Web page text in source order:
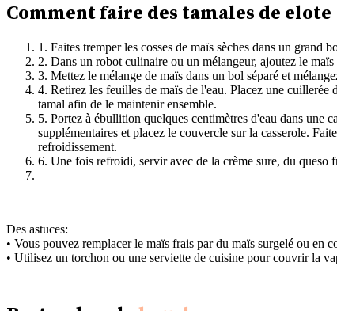
Comment faire des tamales de elote
1. Faites tremper les cosses de maïs sèches dans un grand
2. Dans un robot culinaire ou un mélangeur, ajoutez le
3. Mettez le mélange de maïs dans un bol séparé et
4. Retirez les feuilles de maïs de l'eau. Placez une
tamal afin de le maintenir ensemble.
5. Portez à ébullition quelques centimètres d'eau dans une
supplémentaires et placez le couvercle sur la casserole.
refroidissement.
6. Une fois refroidi, servir avec de la crème sure, du queso
Des astuces:
• Vous pouvez remplacer le maïs frais par du maïs surgelé ou en
• Utilisez un torchon ou une serviette de cuisine pour couvrir la